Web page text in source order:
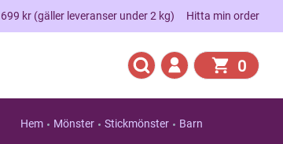
kr (gäller leveranser under 2 kg) Hitta min order
0
Hem Mönster Stickmönster Barn